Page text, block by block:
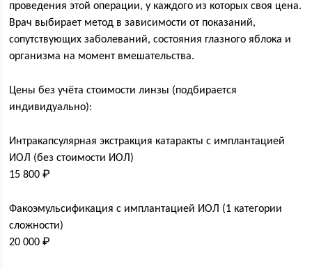
проведения этой операции, у каждого из которых своя цена.
Врач выбирает метод в зависимости от показаний,
сопутствующих заболеваний, состояния глазного яблока и
организма на момент вмешательства.
Цены без учёта стоимости линзы (подбирается
индивидуально):
Интракапсулярная экстракция катаракты с имплантацией
ИОЛ (без стоимости ИОЛ)
15 800 ₽
Факоэмульсификация с имплантацией ИОЛ (1 категории
сложности)
20 000 ₽